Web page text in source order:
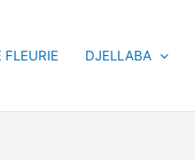
FLEURIE DJELLABA